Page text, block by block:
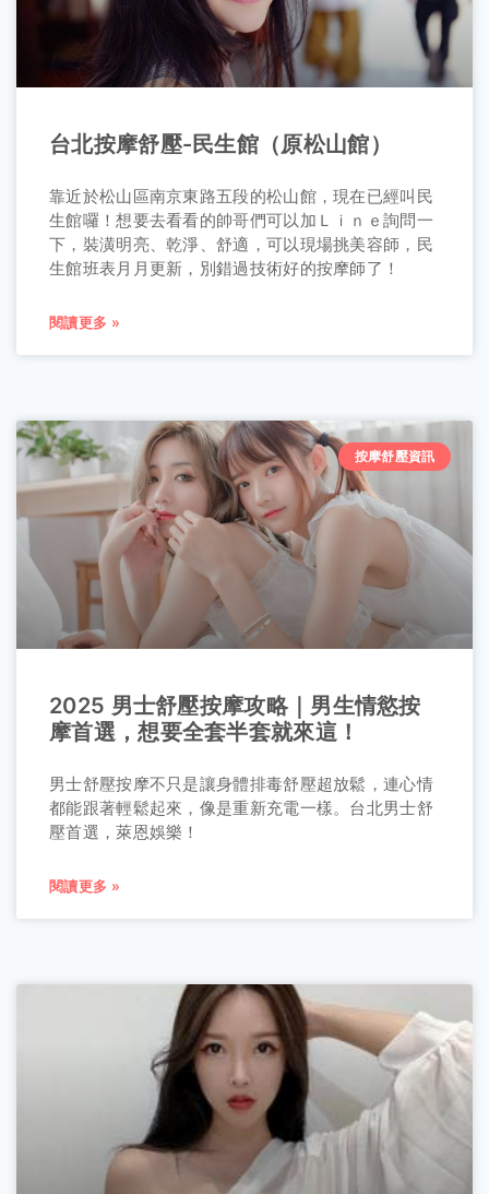
台北按摩舒壓-民生館（原松山館）
靠近於松山區南京東路五段的松山館，現在已經叫民
生館囉！想要去看看的帥哥們可以加Ｌｉｎｅ詢問一
下，裝潢明亮、乾淨、舒適，可以現場挑美容師，民
生館班表月月更新，別錯過技術好的按摩師了！
閱讀更多 »
按摩舒壓資訊
2025 男士舒壓按摩攻略｜男生情慾按
摩首選，想要全套半套就來這！
男士舒壓按摩不只是讓身體排毒舒壓超放鬆，連心情
都能跟著輕鬆起來，像是重新充電一樣。台北男士舒
壓首選，萊恩娛樂！
閱讀更多 »